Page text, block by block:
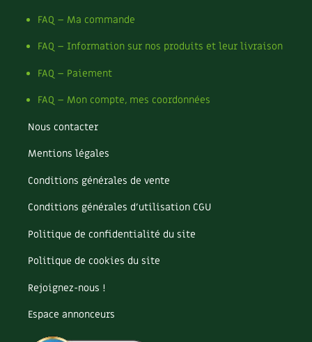
Archives
Carnets de saison
Compléments
Actualités
Vidéos et podcasts
Conseils vidéo des4 saisons
La vie secrète du jardin
FAQ – Ma commande
FAQ – Information sur nos produits et leur livraison
FAQ – Paiement
FAQ – Mon compte, mes coordonnées
Nous contacter
Mentions légales
Conditions générales de vente
Conditions générales d’utilisation CGU
Politique de confidentialité du site
Politique de cookies du site
Rejoignez-nous !
Espace annonceurs